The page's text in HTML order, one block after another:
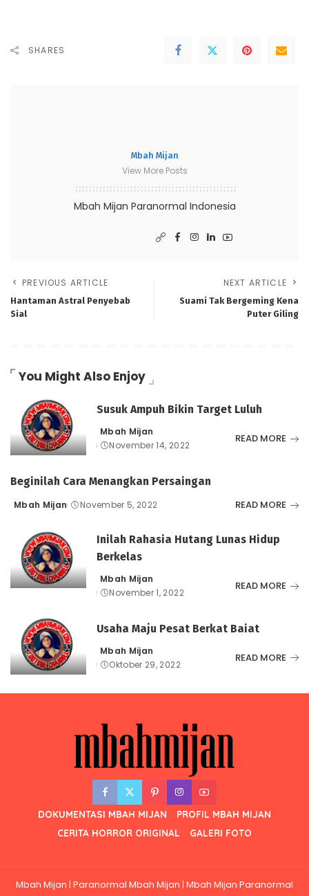
SHARES
Mbah Mijan
View More Posts
Mbah Mijan Paranormal Indonesia
PREVIOUS ARTICLE
Hantaman Astral Penyebab
Sial
NEXT ARTICLE
Suami Tak Bergeming Kena
Puter Giling
You Might Also Enjoy
Susuk Ampuh Bikin Target Luluh
Posted
by
Mbah Mijan
November 14, 2022
READ MORE
Beginilah Cara Menangkan Persaingan
Posted
Mbah Mijan November 5, 2022 READ MORE
Inilah Rahasia Hutang Lunas Hidup
Berkelas
Posted
by
Mbah Mijan
November 1, 2022
READ MORE
Usaha Maju Pesat Berkat Baiat
Posted
by
Mbah Mijan
Oktober 29, 2022
READ MORE
DOKUMENTASI MBAH MIJAN
PROFIL MBAH MIJAN
CERITA HORROR ORIGINAL
GALERI FOTO
Mbah Mijan | Paranormal Mbah Mijan | Mbah Mijan Paranormal